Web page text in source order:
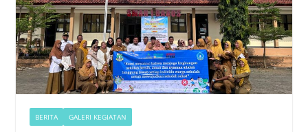
BERITA GALERI KEGIATAN